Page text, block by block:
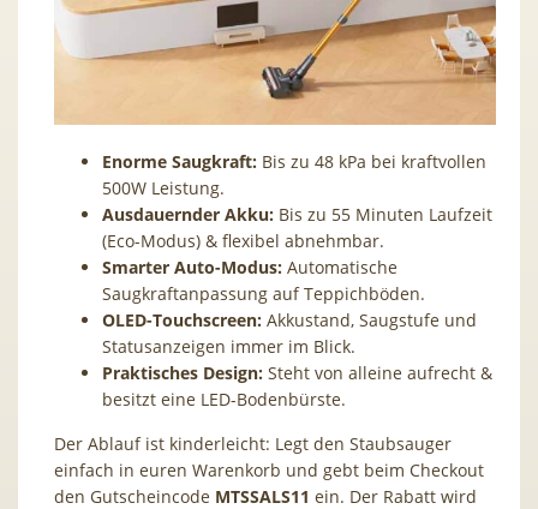
Enorme Saugkraft: Bis zu 48 kPa bei kraftvollen
500W Leistung.
Ausdauernder Akku: Bis zu 55 Minuten Laufzeit
(Eco-Modus) & flexibel abnehmbar.
Smarter Auto-Modus: Automatische
Saugkraftanpassung auf Teppichböden.
OLED-Touchscreen: Akkustand, Saugstufe und
Statusanzeigen immer im Blick.
Praktisches Design: Steht von alleine aufrecht &
besitzt eine LED-Bodenbürste.
Der Ablauf ist kinderleicht: Legt den Staubsauger
einfach in euren Warenkorb und gebt beim Checkout
den Gutscheincode MTSSALS11 ein. Der Rabatt wird